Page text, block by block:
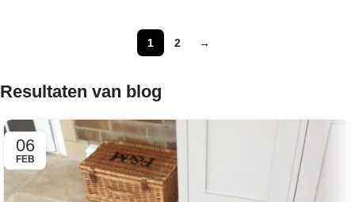
1 2 →
Resultaten van blog
06
FEB